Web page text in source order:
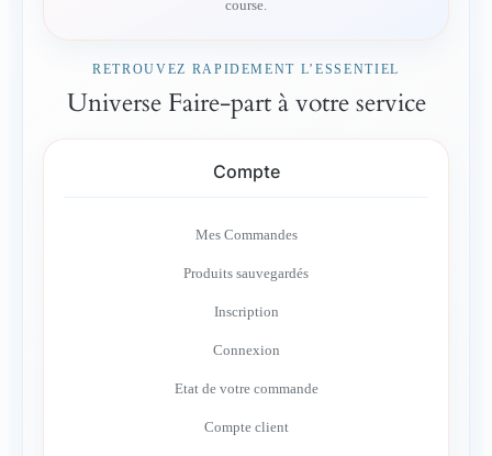
course.
RETROUVEZ RAPIDEMENT L’ESSENTIEL
Universe Faire-part à votre service
Compte
Mes Commandes
Produits sauvegardés
Inscription
Connexion
Etat de votre commande
Compte client